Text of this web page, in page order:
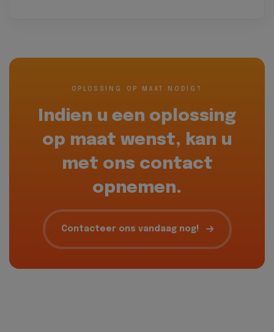
OPLOSSING OP MAAT NODIG?
Indien u een oplossing
op maat wenst, kan u
met ons contact
opnemen.
Contacteer ons vandaag nog!